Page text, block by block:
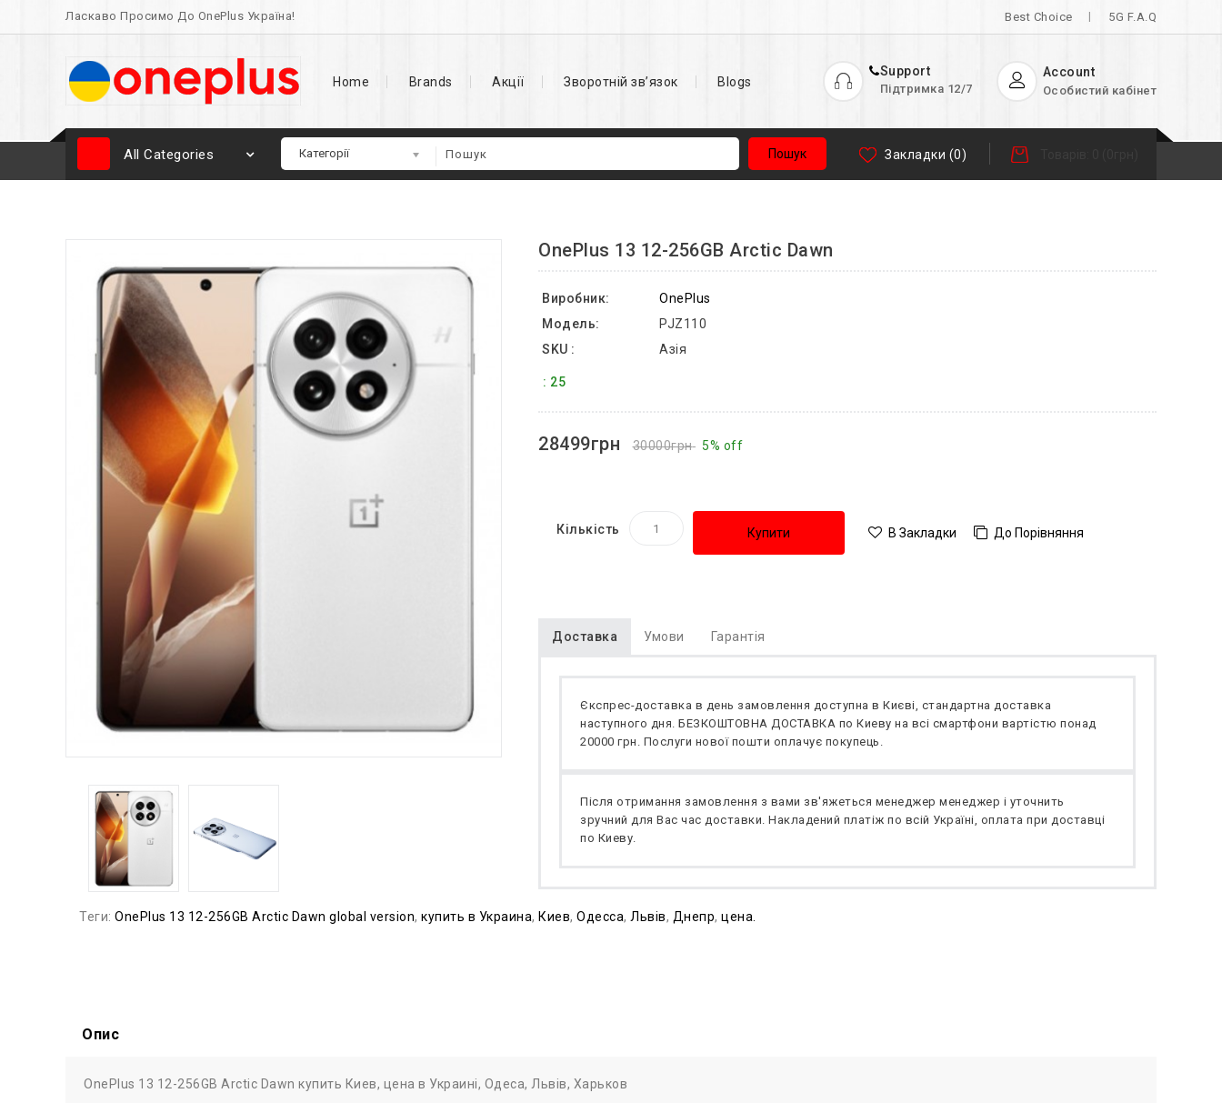
Ласкаво Просимо До OnePlus Україна! Best Choice 5G F.A.Q
Home Brands Акції Зворотній зв’язок Blogs
Account
Особистий кабінет
Support
Підтримка 12/7
All Categories Пошук Закладки (0)
OnePlus 13 12-256GB Arctic Dawn
Виробник:
OnePlus
Модель:
PJZ110
SKU :
Азія
: 25
28499грн 30000грн 5% off
Кількість Купити В Закладки До Порівняння
Доставка Умови Гарантія
Єкспрес-доставка в день замовлення доступна в Києві, стандартна доставка
наступного дня. БЕЗКОШТОВНА ДОСТАВКА по Киеву на всі смартфони вартістю понад
20000 грн. Послуги нової пошти оплачує покупець.
Після отримання замовлення з вами зв'яжеться менеджер менеджер і уточнить
зручний для Вас час доставки. Накладений платіж по всій Україні, оплата при доставці
по Киеву.
Теги: OnePlus 13 12-256GB Arctic Dawn global version, купить в Украина, Киев, Одесса, Львів, Днепр, цена.
Опис
OnePlus 13 12-256GB Arctic Dawn купить Киев, цена в Украині, Одеса, Львів, Харьков